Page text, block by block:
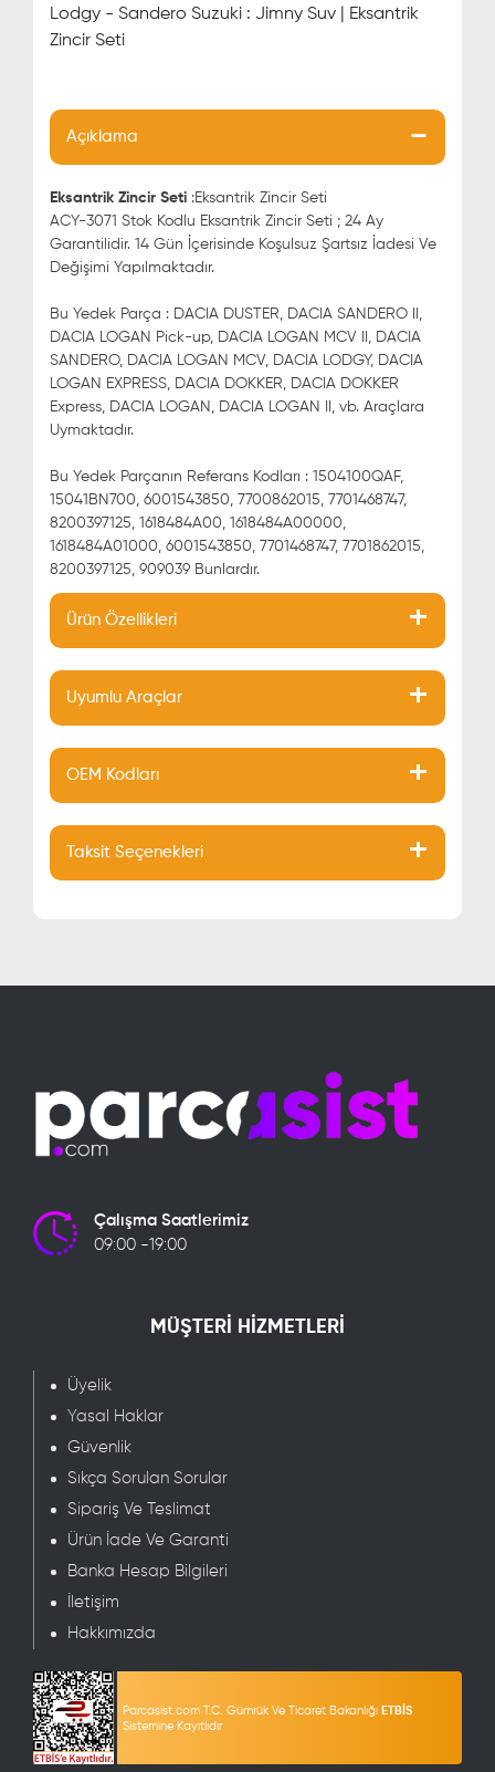
Lodgy - Sandero Suzuki : Jimny Suv | Eksantrik
Zincir Seti
Açıklama
Eksantrik Zincir Seti :Eksantrik Zincir Seti
ACY-3071 Stok Kodlu Eksantrik Zincir Seti ; 24 Ay
Garantilidir. 14 Gün İçerisinde Koşulsuz Şartsız İadesi Ve
Değişimi Yapılmaktadır.
Bu Yedek Parça : DACIA DUSTER, DACIA SANDERO II,
DACIA LOGAN Pick-up, DACIA LOGAN MCV II, DACIA
SANDERO, DACIA LOGAN MCV, DACIA LODGY, DACIA
LOGAN EXPRESS, DACIA DOKKER, DACIA DOKKER
Express, DACIA LOGAN, DACIA LOGAN II, vb. Araçlara
Uymaktadır.
Bu Yedek Parçanın Referans Kodları : 1504100QAF,
15041BN700, 6001543850, 7700862015, 7701468747,
8200397125, 1618484A00, 1618484A00000,
1618484A01000, 6001543850, 7701468747, 7701862015,
8200397125, 909039 Bunlardır.
Ürün Özellikleri
Uyumlu Araçlar
OEM Kodları
Taksit Seçenekleri
Çalışma Saatlerimiz
09:00 -19:00
MÜŞTERİ HİZMETLERİ
Üyelik
Yasal Haklar
Güvenlik
Sıkça Sorulan Sorular
Sipariş Ve Teslimat
Ürün İade Ve Garanti
Banka Hesap Bilgileri
İletişim
Hakkımızda
Parcasist.com T.C. Gümrük Ve Ticaret Bakanlığı ETBİS
Sistemine Kayıtlıdır